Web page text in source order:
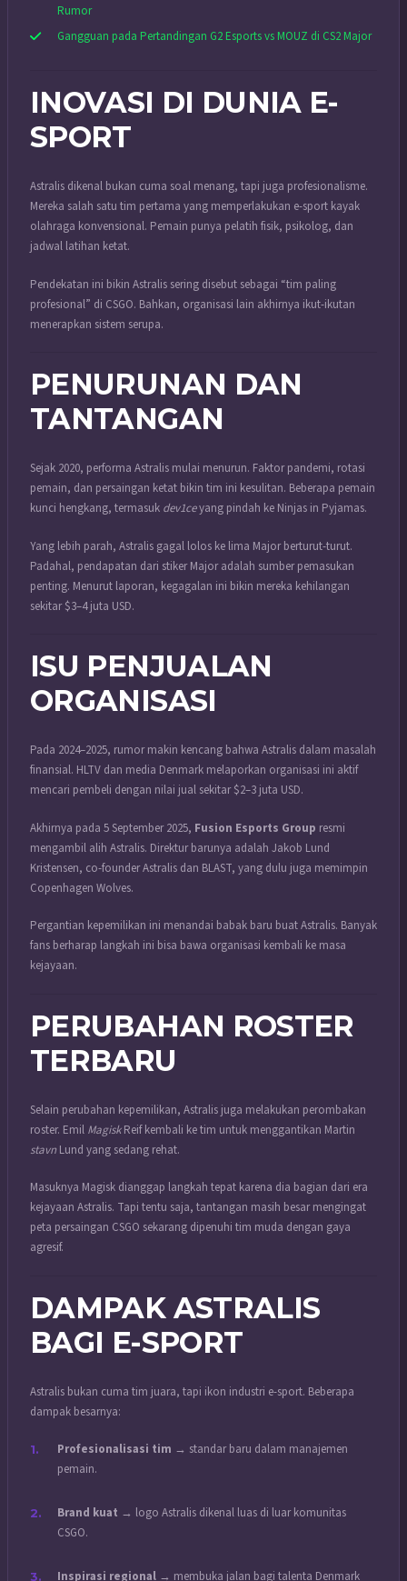
Rumor
Gangguan pada Pertandingan G2 Esports vs MOUZ di CS2 Major
INOVASI DI DUNIA E-
SPORT
Astralis dikenal bukan cuma soal menang, tapi juga profesionalisme.
Mereka salah satu tim pertama yang memperlakukan e-sport kayak
olahraga konvensional. Pemain punya pelatih fisik, psikolog, dan
jadwal latihan ketat.
Pendekatan ini bikin Astralis sering disebut sebagai “tim paling
profesional” di CSGO. Bahkan, organisasi lain akhirnya ikut-ikutan
menerapkan sistem serupa.
PENURUNAN DAN
TANTANGAN
Sejak 2020, performa Astralis mulai menurun. Faktor pandemi, rotasi
pemain, dan persaingan ketat bikin tim ini kesulitan. Beberapa pemain
kunci hengkang, termasuk dev1ceyang pindah ke Ninjas in Pyjamas.
Yang lebih parah, Astralis gagal lolos ke lima Major berturut-turut.
Padahal, pendapatan dari stiker Major adalah sumber pemasukan
penting. Menurut laporan, kegagalan ini bikin mereka kehilangan
sekitar $3–4 juta USD.
ISU PENJUALAN
ORGANISASI
Pada 2024–2025, rumor makin kencang bahwa Astralis dalam masalah
finansial. HLTV dan media Denmark melaporkan organisasi ini aktif
mencari pembeli dengan nilai jual sekitar $2–3 juta USD.
Akhirnya pada 5 September 2025, Fusion Esports Group resmi
mengambil alih Astralis. Direktur barunya adalah Jakob Lund
Kristensen, co-founder Astralis dan BLAST, yang dulu juga memimpin
Copenhagen Wolves.
Pergantian kepemilikan ini menandai babak baru buat Astralis. Banyak
fans berharap langkah ini bisa bawa organisasi kembali ke masa
kejayaan.
PERUBAHAN ROSTER
TERBARU
Selain perubahan kepemilikan, Astralis juga melakukan perombakan
roster. Emil MagiskReif kembali ke tim untuk menggantikan Martin
stavn Lund yang sedang rehat.
Masuknya Magisk dianggap langkah tepat karena dia bagian dari era
kejayaan Astralis. Tapi tentu saja, tantangan masih besar mengingat
peta persaingan CSGO sekarang dipenuhi tim muda dengan gaya
agresif.
DAMPAK ASTRALIS
BAGI E-SPORT
Astralis bukan cuma tim juara, tapi ikon industri e-sport. Beberapa
dampak besarnya:
Profesionalisasi tim → standar baru dalam manajemen
pemain.
Brand kuat → logo Astralis dikenal luas di luar komunitas
CSGO.
Inspirasi regional → membuka jalan bagi talenta Denmark